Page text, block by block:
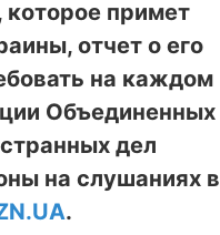
которое примет
отчет о его
на каждом
Объединенных
дел
на слушаниях в
.